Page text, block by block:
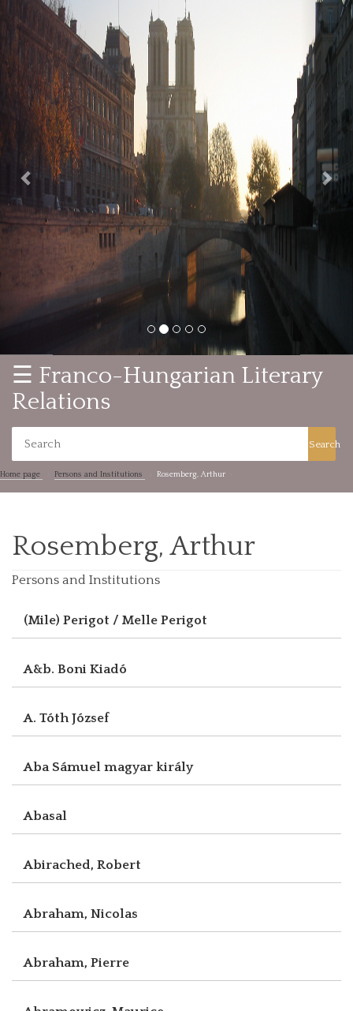
Previous
☰ Franco-Hungarian Literary
Relations
Search
Home page Persons and Institutions Rosemberg, Arthur
Rosemberg, Arthur
Persons and Institutions
(Mile) Perigot / Melle Perigot
A&b. Boni Kiadó
A. Tóth József
Aba Sámuel magyar király
Abasal
Abirached, Robert
Abraham, Nicolas
Abraham, Pierre